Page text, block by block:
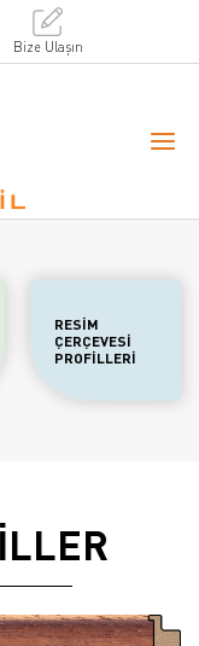
Bize Ulaşın
RESİM
ÇERÇEVESİ
PROFİLLERİ